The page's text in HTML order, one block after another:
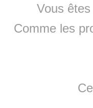
Vous
Comme les